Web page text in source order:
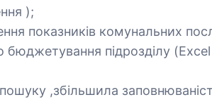
);
показників комунальних
бюджетування підрозділу
,збільшила